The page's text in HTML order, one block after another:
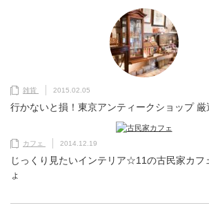
雑貨 2015.02.05
行かないと損！東京アンティークショップ 厳
カフェ 2014.12.19
じっくり見たいインテリア☆11の古民家カフ
ょ